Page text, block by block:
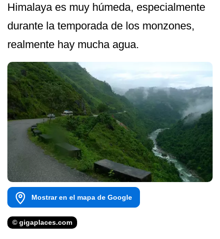
Himalaya es muy húmeda, especialmente
durante la temporada de los monzones,
realmente hay mucha agua.
Mostrar en el mapa de Google
© gigaplaces.com